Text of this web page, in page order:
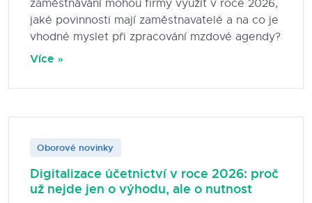
zaměstnávání mohou firmy využít v roce 2026,
jaké povinnosti mají zaměstnavatelé a na co je
vhodné myslet při zpracování mzdové agendy?
Více »
Oborové novinky
Digitalizace účetnictví v roce 2026: proč
už nejde jen o výhodu, ale o nutnost